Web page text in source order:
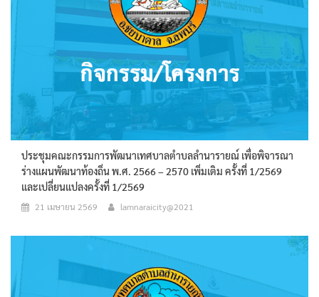
ประชุมคณะกรรมการพัฒนาเทศบาลตำบลลำนารายณ์ เพื่อพิจารณา
ร่างแผนพัฒนาท้องถิ่น พ.ศ. 2566 – 2570 เพิ่มเติม ครั้งที่ 1/2569
และเปลี่ยนแปลงครั้งที่ 1/2569
21 เมษายน 2569 lamnaraicity@2021